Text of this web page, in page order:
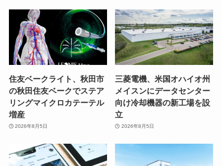
住友ベークライト、秋田市
の秋田住友ベークでステア
リングマイクロカテーテル
増産
2026年8月5日
三菱電機、米国オハイオ州
メイスンにデータセンター
向け冷却機器の新工場を設
立
2026年8月5日